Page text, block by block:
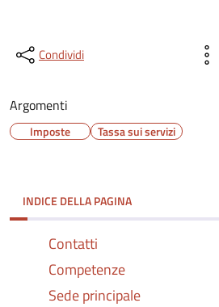
Condividi
Argomenti
Imposte Tassa sui servizi
INDICE DELLA PAGINA
Contatti
Competenze
Sede principale